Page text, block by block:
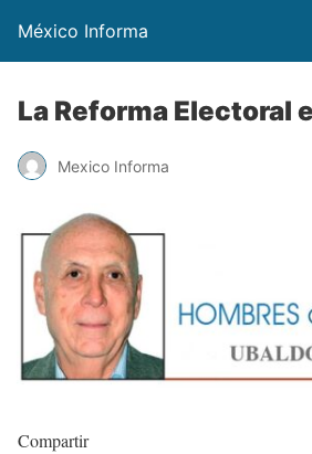
México Informa
La Reforma Electoral
Mexico Informa
Compartir